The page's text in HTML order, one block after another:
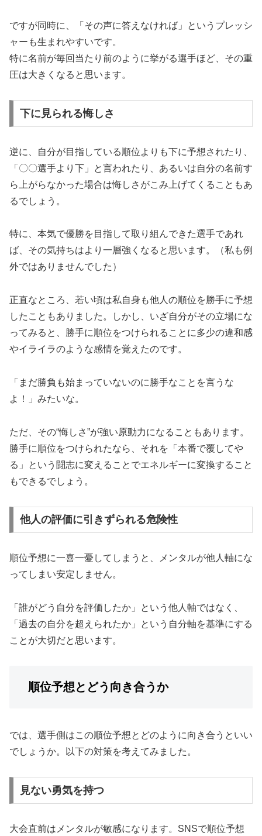
ですが同時に、「その声に答えなければ」というプレッシ
ャーも生まれやすいです。
特に名前が毎回当たり前のように挙がる選手ほど、その重
圧は大きくなると思います。
下に見られる悔しさ
逆に、自分が目指している順位よりも下に予想されたり、
「〇〇選手より下」と言われたり、あるいは自分の名前す
ら上がらなかった場合は悔しさがこみ上げてくることもあ
るでしょう。
特に、本気で優勝を目指して取り組んできた選手であれ
ば、その気持ちはより一層強くなると思います。（私も例
外ではありませんでした）
正直なところ、若い頃は私自身も他人の順位を勝手に予想
したこともありました。しかし、いざ自分がその立場にな
ってみると、勝手に順位をつけられることに多少の違和感
やイライラのような感情を覚えたのです。
「まだ勝負も始まっていないのに勝手なことを言うな
よ！」みたいな。
ただ、その“悔しさ”が強い原動力になることもあります。
勝手に順位をつけられたなら、それを「本番で覆してや
る」という闘志に変えることでエネルギーに変換すること
もできるでしょう。
他人の評価に引きずられる危険性
順位予想に一喜一憂してしまうと、メンタルが他人軸にな
ってしまい安定しません。
「誰がどう自分を評価したか」という他人軸ではなく、
「過去の自分を超えられたか」という自分軸を基準にする
ことが大切だと思います。
順位予想とどう向き合うか
では、選手側はこの順位予想とどのように向き合うといい
でしょうか。以下の対策を考えてみました。
見ない勇気を持つ
大会直前はメンタルが敏感になります。SNSで順位予想